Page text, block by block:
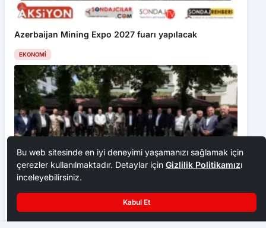
Azerbaijan Mining Expo 2027 fuarı yapılacak
EKONOMI
Ankara Ziraat Odaları; hububat alım fiyatları çiftçimizi
üzdü
Bu web sitesinde en iyi deneyimi yaşamanızı sağlamak için
çerezler kullanılmaktadır. Detaylar için Gizlilik Politikamızı
inceleyebilirsiniz.
Kabul Et